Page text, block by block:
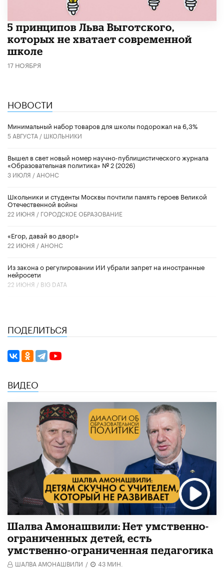
5 принципов Льва Выготского,
которых не хватает современной
школе
17 НОЯБРЯ
НОВОСТИ
Минимальный набор товаров для школы подорожал на 6,3%
5 АВГУСТА / ШКОЛЬНИКИ
Вышел в свет новый номер научно-публицистического журнала
«Образовательная политика» № 2 (2026)
3 ИЮЛЯ / АНОНС
Школьники и студенты Москвы почтили память героев Великой
Отечественной войны
22 ИЮНЯ / ГОРОДСКОЕ ОБРАЗОВАНИЕ
«Егор, давай во двор!»
22 ИЮНЯ / АНОНС
Из закона о регулировании ИИ убрали запрет на иностранные
нейросети
22 ИЮНЯ / BIG DATA
ПОДЕЛИТЬСЯ
ВИДЕО
Шалва Амонашвили: Нет умственно-
ограниченных детей, есть
умственно-ограниченная педагогика
ШАЛВА АМОНАШВИЛИ / 43 МИН.